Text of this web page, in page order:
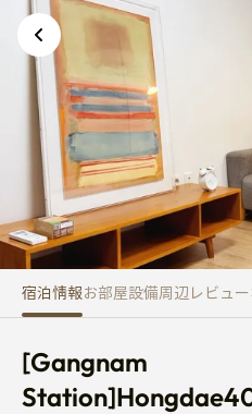
[Gangnam
宿泊情報お部屋設備周辺 レビュー
[Gangnam